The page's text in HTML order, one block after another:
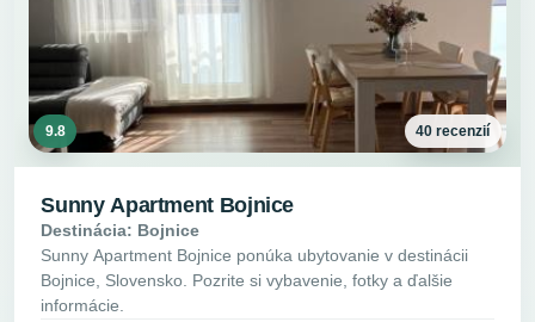
9.8 40 recenzií
Sunny Apartment Bojnice
Destinácia: Bojnice
Sunny Apartment Bojnice ponúka ubytovanie v destinácii
Bojnice, Slovensko. Pozrite si vybavenie, fotky a ďalšie
informácie.